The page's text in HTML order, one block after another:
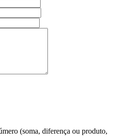
(soma, diferença ou produto,